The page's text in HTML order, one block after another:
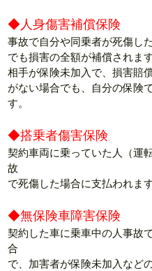
◆人身傷害補償保険
事故で自分や同乗者が死傷し
でも損害の全額が補償されます
相手が保険未加入で、損害賠
がない場合でも、自分の保険
す。
◆搭乗者傷害保険
契約車両に乗っていた人（運
故
で死傷した場合に支払われます
◆無保険車障害保険
契約した車に乗車中の人事故
合
で、加害者が保険未加入など